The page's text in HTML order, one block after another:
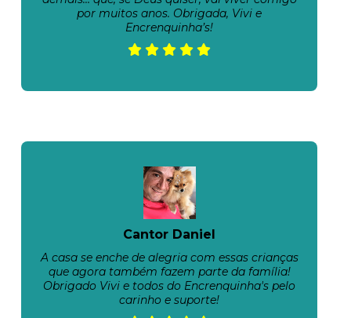
por muitos anos. Obrigada, Vivi e
Encrenquinha’s!
Cantor Daniel
A casa se enche de alegria com essas crianças
que agora também fazem parte da família!
Obrigado Vivi e todos do Encrenquinha's pelo
carinho e suporte!